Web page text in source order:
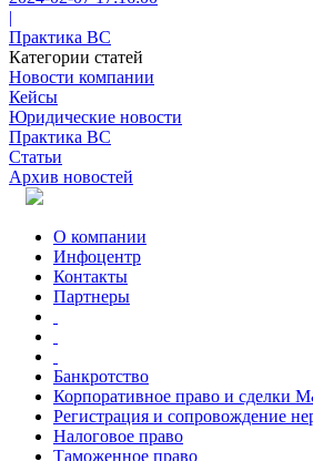
|
Практика ВС
Категории статей
Новости компании
Кейсы
Юридические новости
Практика ВС
Статьи
Архив новостей
О компании
Инфоцентр
Контакты
Партнеры
Банкротство
Корпоративное право и сделки
Регистрация и сопровождение
Налоговое право
Таможенное право